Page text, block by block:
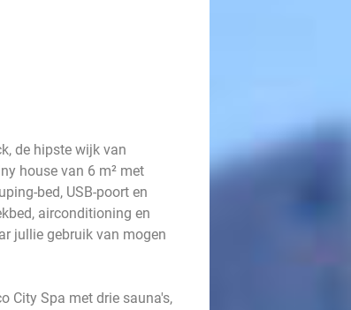
de hipste wijk van
house van 6 m² met
bed, USB-poort en
airconditioning en
jullie gebruik van mogen
City Spa met drie sauna's,